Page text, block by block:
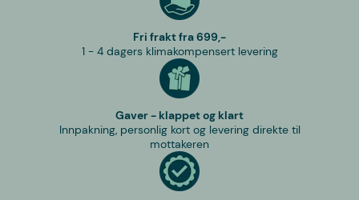
Fri frakt fra 699,-
1 - 4 dagers klimakompensert levering
Gaver - klappet og klart
Innpakning, personlig kort og levering direkte til
mottakeren